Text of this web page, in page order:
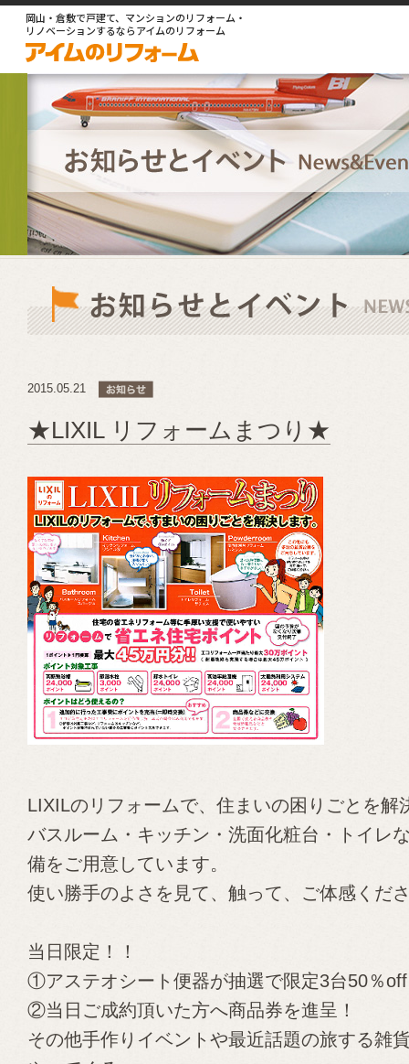
岡山・倉敷で戸建て、マンションのリフォーム・
リノベーションするならアイムのリフォーム
2015.05.21
★LIXIL リフォームまつり★
LIXILのリフォームで、住まいの困りごとを解
バスルーム・キッチン・洗面化粧台・トイレ
備をご用意しています。
使い勝手のよさを見て、触って、ご体感くだ
当日限定！！
①アステオシート便器が抽選で限定3台50％
②当日ご成約頂いた方へ商品券を進呈！
その他手作りイベントや最近話題の旅する雑